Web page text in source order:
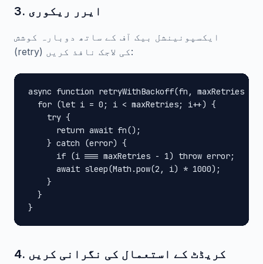
3. ایرر ریکوری
ایکسپونینشل بیک آف کے ساتھ دوبارہ کوشش
(retry) کی لاجک نافذ کریں:
async function retryWithBackoff(fn, maxRetries =
  for (let i = 0; i < maxRetries; i++) {
    try {
      return await fn();
    } catch (error) {
      if (i === maxRetries - 1) throw error;
      await sleep(Math.pow(2, i) * 1000);
    }
  }
}
4. کریڈٹ کے استعمال کی نگرانی کریں